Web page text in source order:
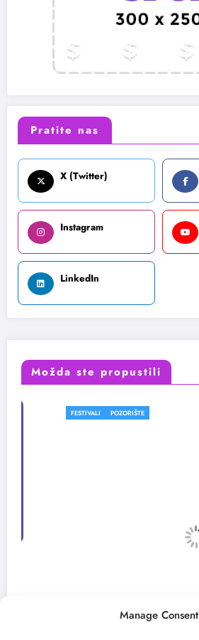
Manage Consent
Pratite nas
X (Twitter)
Instagram
LinkedIn
Možda ste propustili
POZORIŠTE